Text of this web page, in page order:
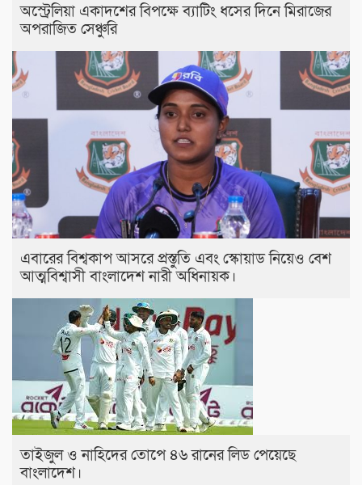
অস্ট্রেলিয়া একাদশের বিপক্ষে ব্যাটিং ধসের দিনে মিরাজের
অপরাজিত সেঞ্চুরি
এবারের বিশ্বকাপ আসরে প্রস্তুতি এবং স্কোয়াড নিয়েও বেশ
আত্মবিশ্বাসী বাংলাদেশ নারী অধিনায়ক।
তাইজুল ও নাহিদের তোপে ৪৬ রানের লিড পেয়েছে
বাংলাদেশ।